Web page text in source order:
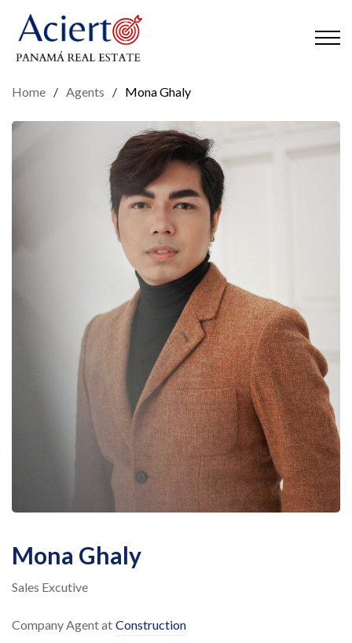
Home / Agents / Mona Ghaly
Mona Ghaly
Sales Excutive
Company Agent at Construction